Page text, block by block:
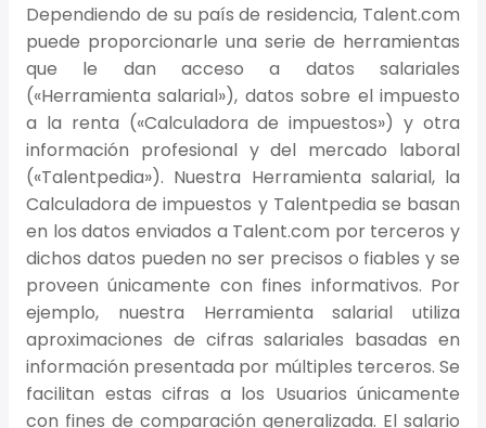
Dependiendo de su país de residencia, Talent.com
puede proporcionarle una serie de herramientas
que le dan acceso a datos salariales
(«Herramienta salarial»), datos sobre el impuesto
a la renta («Calculadora de impuestos») y otra
información profesional y del mercado laboral
(«Talentpedia»). Nuestra Herramienta salarial, la
Calculadora de impuestos y Talentpedia se basan
en los datos enviados a Talent.com por terceros y
dichos datos pueden no ser precisos o fiables y se
proveen únicamente con fines informativos. Por
ejemplo, nuestra Herramienta salarial utiliza
aproximaciones de cifras salariales basadas en
información presentada por múltiples terceros. Se
facilitan estas cifras a los Usuarios únicamente
con fines de comparación generalizada. El salario